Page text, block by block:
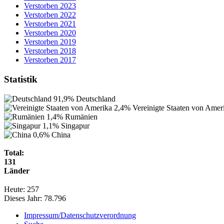
Verstorben 2023
Verstorben 2022
Verstorben 2021
Verstorben 2020
Verstorben 2019
Verstorben 2018
Verstorben 2017
Statistik
91,9% Deutschland
2,4% Vereinigte Staaten von
1,4% Rumänien
1,1% Singapur
0,6% China
Total:
131
Länder
Heute: 257
Dieses Jahr: 78.796
Impressum/Datenschutzverordnung